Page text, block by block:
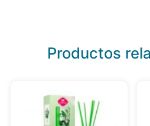
Productos